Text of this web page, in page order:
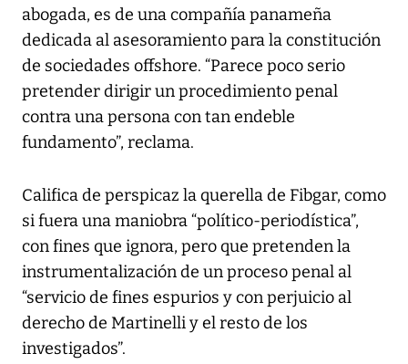
abogada, es de una compañía panameña
dedicada al asesoramiento para la constitución
de sociedades offshore. “Parece poco serio
pretender dirigir un procedimiento penal
contra una persona con tan endeble
fundamento”, reclama.
Califica de perspicaz la querella de Fibgar, como
si fuera una maniobra “político-periodística”,
con fines que ignora, pero que pretenden la
instrumentalización de un proceso penal al
“servicio de fines espurios y con perjuicio al
derecho de Martinelli y el resto de los
investigados”.